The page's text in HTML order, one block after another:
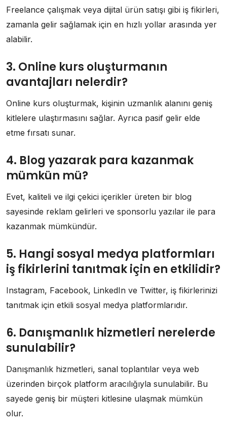
Freelance çalışmak veya dijital ürün satışı gibi iş fikirleri,
zamanla gelir sağlamak için en hızlı yollar arasında yer
alabilir.
3. Online kurs oluşturmanın
avantajları nelerdir?
Online kurs oluşturmak, kişinin uzmanlık alanını geniş
kitlelere ulaştırmasını sağlar. Ayrıca pasif gelir elde
etme fırsatı sunar.
4. Blog yazarak para kazanmak
mümkün mü?
Evet, kaliteli ve ilgi çekici içerikler üreten bir blog
sayesinde reklam gelirleri ve sponsorlu yazılar ile para
kazanmak mümkündür.
5. Hangi sosyal medya platformları
iş fikirlerini tanıtmak için en etkilidir?
Instagram, Facebook, LinkedIn ve Twitter, iş fikirlerinizi
tanıtmak için etkili sosyal medya platformlarıdır.
6. Danışmanlık hizmetleri nerelerde
sunulabilir?
Danışmanlık hizmetleri, sanal toplantılar veya web
üzerinden birçok platform aracılığıyla sunulabilir. Bu
sayede geniş bir müşteri kitlesine ulaşmak mümkün
olur.